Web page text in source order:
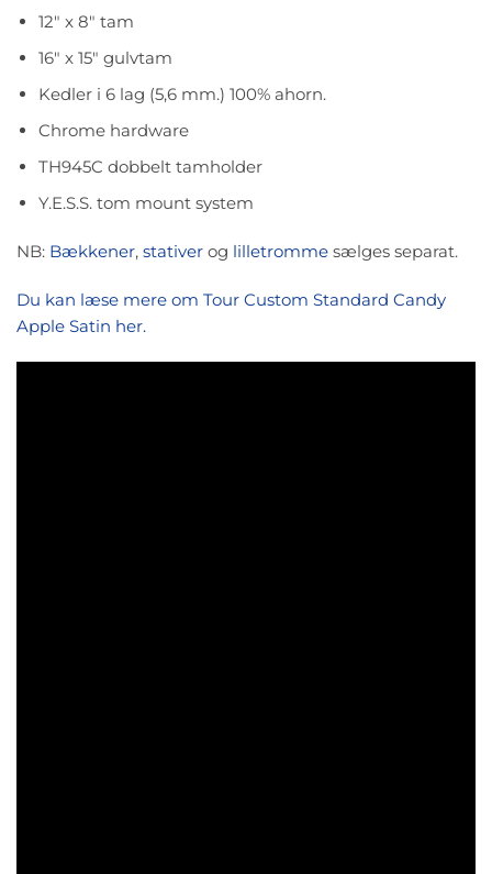
12″ x 8″ tam
16″ x 15″ gulvtam
Kedler i 6 lag (5,6 mm.) 100% ahorn.
Chrome hardware
TH945C dobbelt tamholder
Y.E.S.S. tom mount system
NB: Bækkener, stativer og lilletromme sælges separat.
Du kan læse mere om Tour Custom Standard Candy
Apple Satin her.